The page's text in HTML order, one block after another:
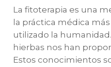
La fitoterapia es una
la práctica médica
utilizado la
hierbas nos han
Estos conocimientos